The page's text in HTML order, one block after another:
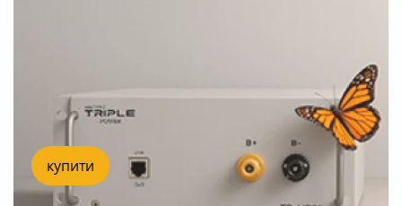
купити